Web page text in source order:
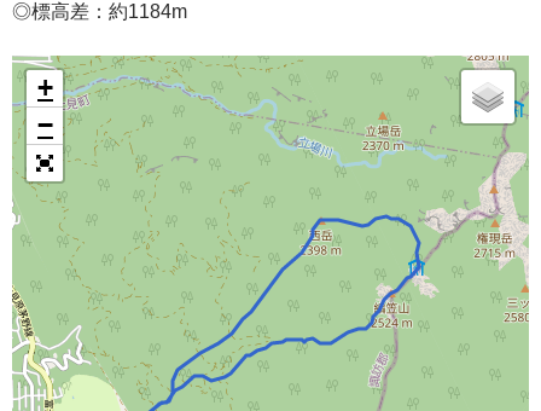
◎標高差：約1184m
+
−